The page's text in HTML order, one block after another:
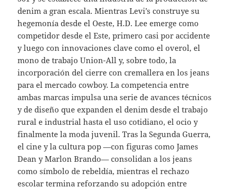
denim a gran escala. Mientras Levi’s construye su
hegemonía desde el Oeste, H.D. Lee emerge como
competidor desde el Este, primero casi por accidente
y luego con innovaciones clave como el overol, el
mono de trabajo Union-All y, sobre todo, la
incorporación del cierre con cremallera en los jeans
para el mercado cowboy. La competencia entre
ambas marcas impulsa una serie de avances técnicos
y de diseño que expanden el denim desde el trabajo
rural e industrial hasta el uso cotidiano, el ocio y
finalmente la moda juvenil. Tras la Segunda Guerra,
el cine y la cultura pop —con figuras como James
Dean y Marlon Brando— consolidan a los jeans
como símbolo de rebeldía, mientras el rechazo
escolar termina reforzando su adopción entre